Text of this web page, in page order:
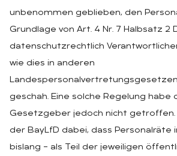
unbenommen geblieben, den
Grundlage von Art. 4 Nr. 7 Halbsatz 2
datenschutzrechtlich
wie dies in anderen
geschah. Eine solche Regelung habe
Gesetzgeber jedoch nicht
der BayLfD dabei, dass Personalräte
bislang – als Teil der jeweiligen